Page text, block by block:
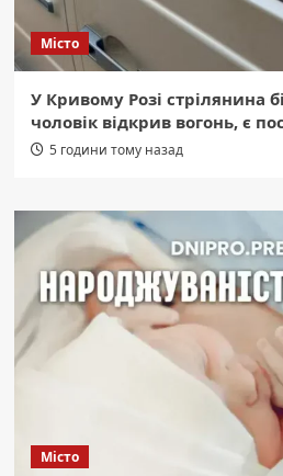
Місто
У Кривому Розі стрілянина
чоловік відкрив вогонь, є
5 години тому назад
Місто